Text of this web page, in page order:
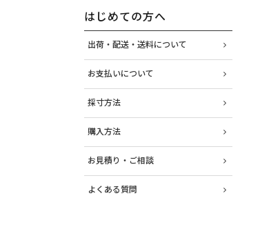
はじめての方へ
出荷・配送・送料について
お支払いについて
採寸方法
購入方法
お見積り・ご相談
よくある質問